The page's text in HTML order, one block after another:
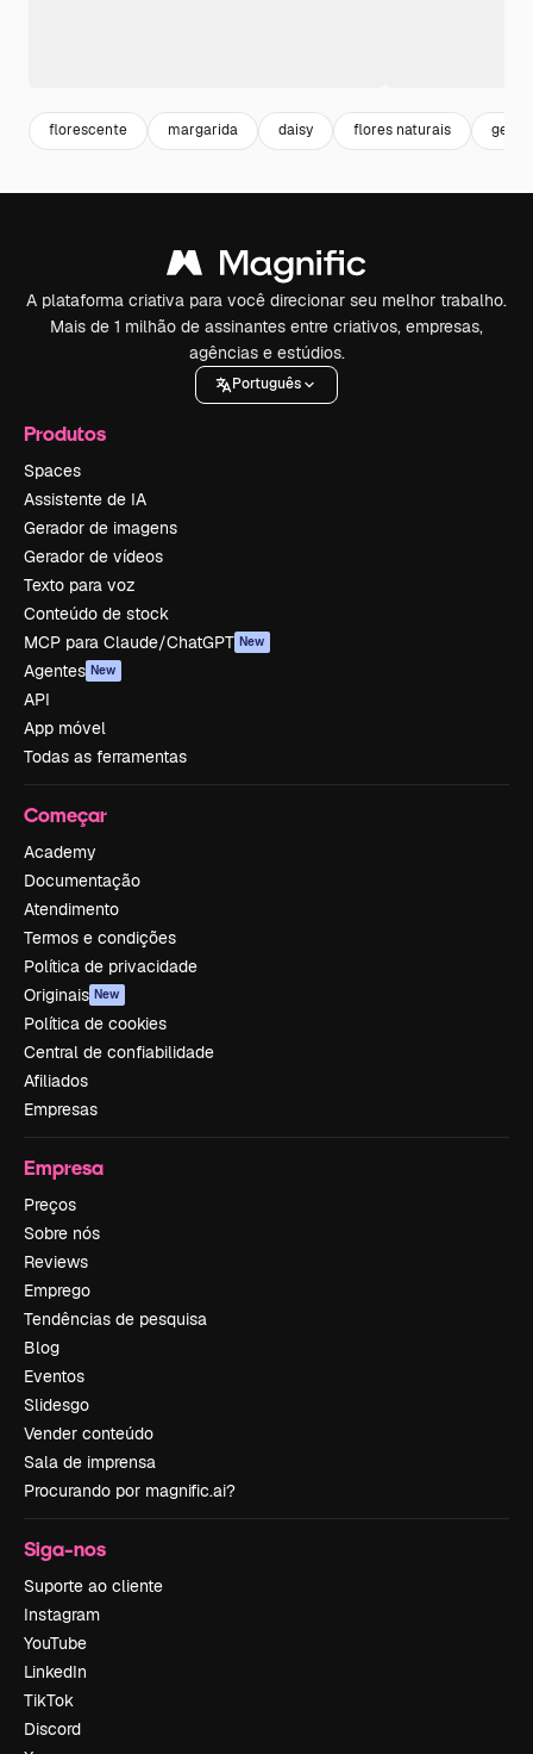
florescente margarida daisy flores naturais
A plataforma criativa para você direcionar seu melhor trabalho.
Mais de 1 milhão de assinantes entre criativos, empresas,
agências e estúdios.
Português
Produtos
Spaces
Assistente de IA
Gerador de imagens
Gerador de vídeos
Texto para voz
Conteúdo de stock
MCP para Claude/ChatGPT New
Agentes New
API
App móvel
Todas as ferramentas
Começar
Academy
Documentação
Atendimento
Termos e condições
Política de privacidade
Originais New
Política de cookies
Central de confiabilidade
Afiliados
Empresas
Empresa
Preços
Sobre nós
Reviews
Emprego
Tendências de pesquisa
Blog
Eventos
Slidesgo
Vender conteúdo
Sala de imprensa
Procurando por magnific.ai?
Siga-nos
Suporte ao cliente
Instagram
YouTube
LinkedIn
TikTok
Discord